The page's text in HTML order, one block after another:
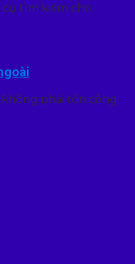
cụ tìm kiếm cho
phải tốn công